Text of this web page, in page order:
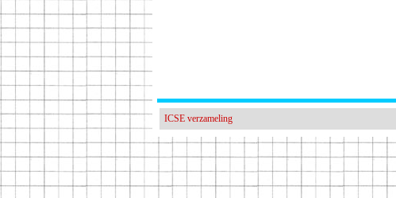
ICSE verzameling